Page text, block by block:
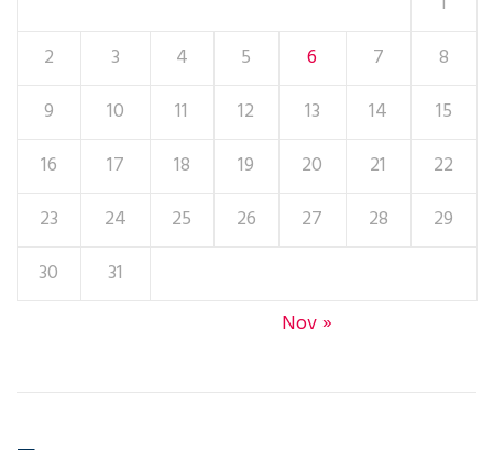
Nov »
2
3 4 5 6 7
8
9
10 11 12 13 14
15
16
17 18 19 20 21
22
23
24 25 26 27 28
29
30
31